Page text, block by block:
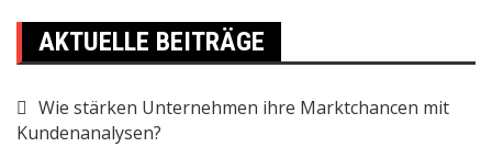
AKTUELLE BEITRÄGE
Wie stärken Unternehmen ihre Marktchancen mit
Kundenanalysen?